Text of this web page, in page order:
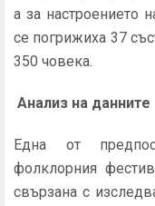
а за настроението
се погрижиха 37
350 човека.
Анализ на данните
Една от
фолклорния
свързана с